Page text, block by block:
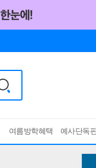
여름방학혜택 예사단독